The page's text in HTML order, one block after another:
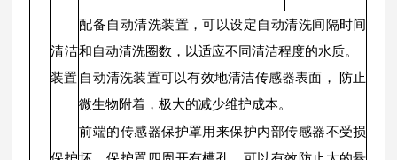
清洁
装置
配备自动清洗装置，可以设定自动清洗间隔时间
和自动清洗圈数，以适应不同清洁程度的水质。
自动清洗装置可以有效地清洁传感器表面， 防止
微生物附着，极大的减少维护成本。
前端的传感器保护罩用来保护内部传感器不受损